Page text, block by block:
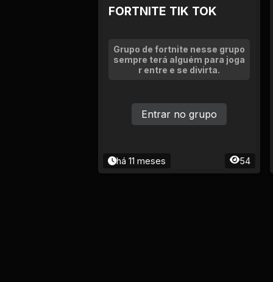
FORTNITE TIK TOK
Grupo de fortnite nesse grupo
sempre terá alguém para joga
r entre e se divirta.
há 11 meses 54
Entrar no grupo